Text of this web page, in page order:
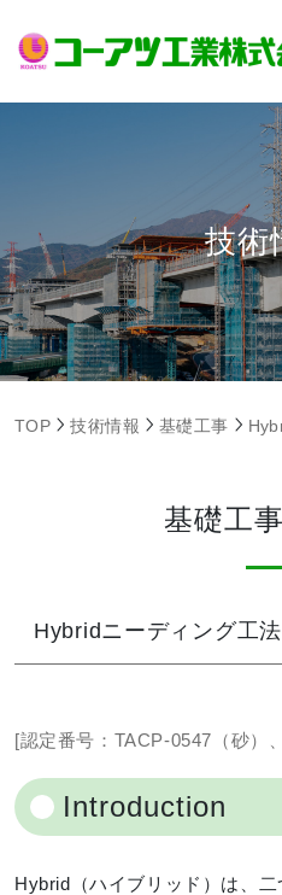
技術
TOP 技術情報 基礎工事
基礎工
Hybridニーディング工法
[認定番号：TACP-0547（砂）
Introduction
Hybrid（ハイブリッド）は、